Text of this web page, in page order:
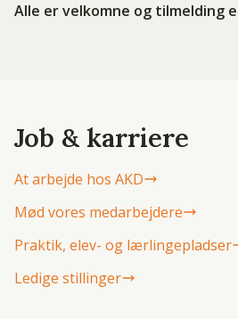
Alle er velkomne og tilmelding
Job & karriere
At arbejde hos AKD
Mød vores medarbejdere
Praktik, elev- og lærlingepladser
Ledige stillinger